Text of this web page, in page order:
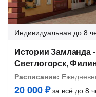
Индивидуальная до 8
Истории Замланда
Светлогорск,
Расписание:
20 000 ₽за всё до 8